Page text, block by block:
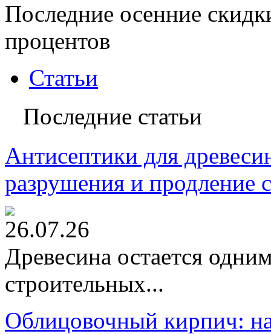
Последние осенние
процентов
Статьи
Последние статьи
Антисептики для
разрушения и продление
26.07.26
Древесина остается
строительных...
Облицовочный кирпич: